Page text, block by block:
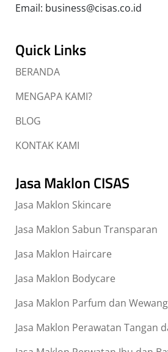
Email: business@cisas.co.id
Quick Links
BERANDA
MENGAPA KAMI?
BLOG
KONTAK KAMI
Jasa Maklon CISAS
Jasa Maklon Skincare
Jasa Maklon Sabun Transparan
Jasa Maklon Haircare
Jasa Maklon Bodycare
Jasa Maklon Parfum dan
Jasa Maklon Perawatan Tangan